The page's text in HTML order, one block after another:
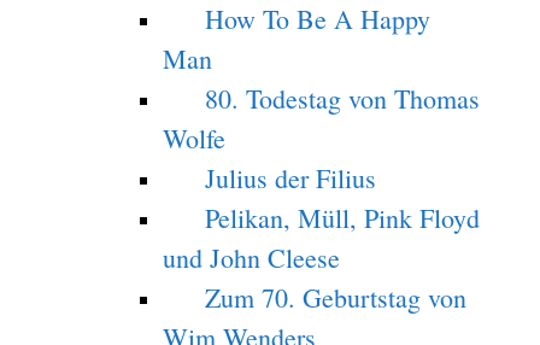
How To Be A Happy
Man
80. Todestag von Thomas
Wolfe
Julius der Filius
Pelikan, Müll, Pink Floyd
und John Cleese
Zum 70. Geburtstag von
Wim Wenders